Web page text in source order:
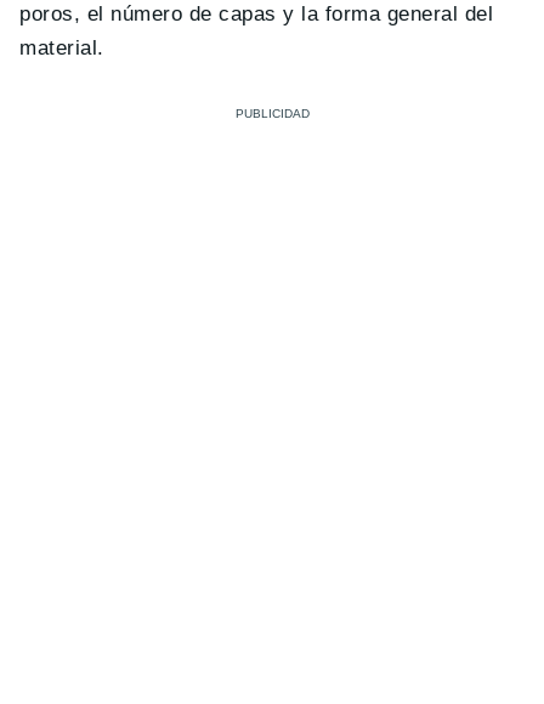
poros, el número de capas y la forma general del
material.